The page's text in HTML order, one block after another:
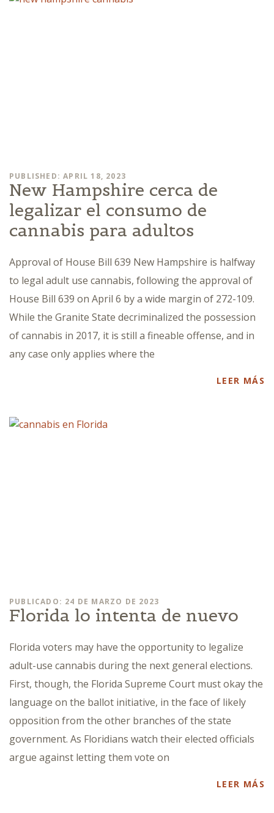
PUBLISHED: APRIL 18, 2023
New Hampshire cerca de
legalizar el consumo de
cannabis para adultos
Approval of House Bill 639 New Hampshire is halfway
to legal adult use cannabis, following the approval of
House Bill 639 on April 6 by a wide margin of 272-109.
While the Granite State decriminalized the possession
of cannabis in 2017, it is still a fineable offense, and in
any case only applies where the
LEER MÁS
PUBLICADO: 24 DE MARZO DE 2023
Florida lo intenta de nuevo
Florida voters may have the opportunity to legalize
adult-use cannabis during the next general elections.
First, though, the Florida Supreme Court must okay the
language on the ballot initiative, in the face of likely
opposition from the other branches of the state
government. As Floridians watch their elected officials
argue against letting them vote on
LEER MÁS